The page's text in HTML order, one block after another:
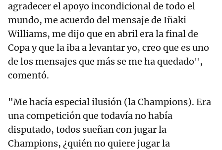
agradecer el apoyo incondicional de todo el
mundo, me acuerdo del mensaje de Iñaki
Williams, me dijo que en abril era la final de
Copa y que la iba a levantar yo, creo que es uno
de los mensajes que más se me ha quedado",
comentó.
"Me hacía especial ilusión (la Champions). Era
una competición que todavía no había
disputado, todos sueñan con jugar la
Champions, ¿quién no quiere jugar la